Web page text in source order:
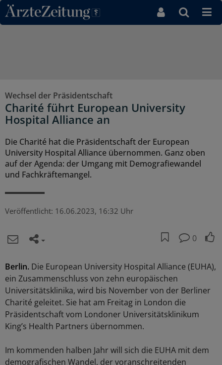
Direkt zum Inhaltsbereich
Wechsel der Präsidentschaft
Charité führt European University
Hospital Alliance an
Die Charité hat die Präsidentschaft der European
University Hospital Alliance übernommen. Ganz oben
auf der Agenda: der Umgang mit Demografiewandel
und Fachkräftemangel.
Veröffentlicht: 16.06.2023, 16:32 Uhr
0
Berlin. Die European University Hospital Alliance (EUHA),
ein Zusammenschluss von zehn europäischen
Universitätsklinika, wird bis November von der Berliner
Charité geleitet. Sie hat am Freitag in London die
Präsidentschaft vom Londoner Universitätsklinikum
King’s Health Partners übernommen.
Im kommenden halben Jahr will sich die EUHA mit dem
demografischen Wandel, der voranschreitenden